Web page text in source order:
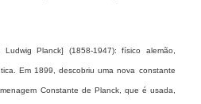
Planck] (1858-1947): físico alemão,
Em 1899, descobriu uma nova constante
Constante de Planck, que é usada,